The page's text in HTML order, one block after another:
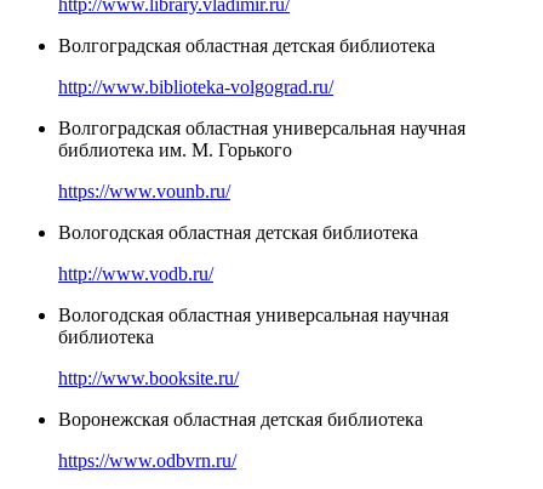
Волгоградская областная детская библиотека
http://www.biblioteka-volgograd.ru/
Волгоградская областная универсальная научная
библиотека им. М. Горького
https://www.vounb.ru/
Вологодская областная детская библиотека
http://www.vodb.ru/
Вологодская областная универсальная научная
библиотека
http://www.booksite.ru/
Воронежская областная детская библиотека
https://www.odbvrn.ru/